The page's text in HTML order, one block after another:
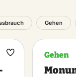
Gehen
Maak
Gehen